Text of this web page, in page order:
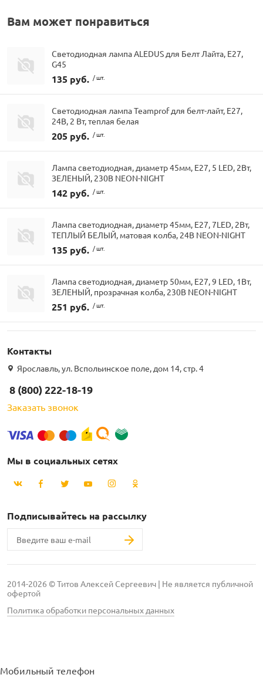
Вам может понравиться
Светодиодная лампа ALEDUS для Белт Лайта, E27,
G45
135 руб. / шт.
Светодиодная лампа Teamprof для белт-лайт, Е27,
24В, 2 Вт, теплая белая
205 руб. / шт.
Лампа светодиодная, диаметр 45мм, E27, 5 LED, 2Вт,
ЗЕЛЕНЫЙ, 230В NEON-NIGHT
142 руб. / шт.
Лампа светодиодная, диаметр 45мм, E27, 7LED, 2Вт,
ТЕПЛЫЙ БЕЛЫЙ, матовая колба, 24В NEON-NIGHT
135 руб. / шт.
Лампа светодиодная, диаметр 50мм, E27, 9 LED, 1Вт,
ЗЕЛЕНЫЙ, прозрачная колба, 230В NEON-NIGHT
251 руб. / шт.
Контакты
Ярославль, ул. Вспольинское поле, дом 14, стр. 4
8 (800) 222-18-19
Заказать звонок
Мы в социальных сетях
Подписывайтесь на рассылку
2014-2026 © Титов Алексей Сергеевич | Не является публичной
офертой
Политика обработки персональных данных
Мобильный телефон